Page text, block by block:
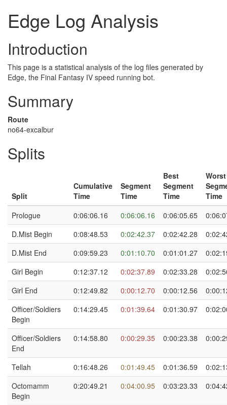
Edge Log Analysis
Introduction
This page is a statistical analysis of the log files generated by
Edge, the Final Fantasy IV speed running bot.
Summary
Route
no64-excalbur
Splits
Split
Cumulative
Time
Segment
Time
Best
Segment
Time
Worst
Time
Prologue
0:06:06.16 0:06:06.16 0:06:05.65
D.Mist Begin
0:08:48.53 0:02:42.37 0:02:42.28
D.Mist End
0:09:59.23 0:01:10.70 0:01:01.27
Girl Begin
0:12:37.12 0:02:37.89 0:02:33.28
Girl End
0:12:49.82 0:00:12.70 0:00:12.56
Officer/Soldiers
Begin
0:14:29.45 0:01:39.64 0:01:30.97
Officer/Soldiers
End
0:14:58.80 0:00:29.35 0:00:23.38
Tellah 0:16:48.26 0:01:49.45 0:01:36.59
Octomamm
Begin
0:20:49.21 0:04:00.95 0:03:23.33